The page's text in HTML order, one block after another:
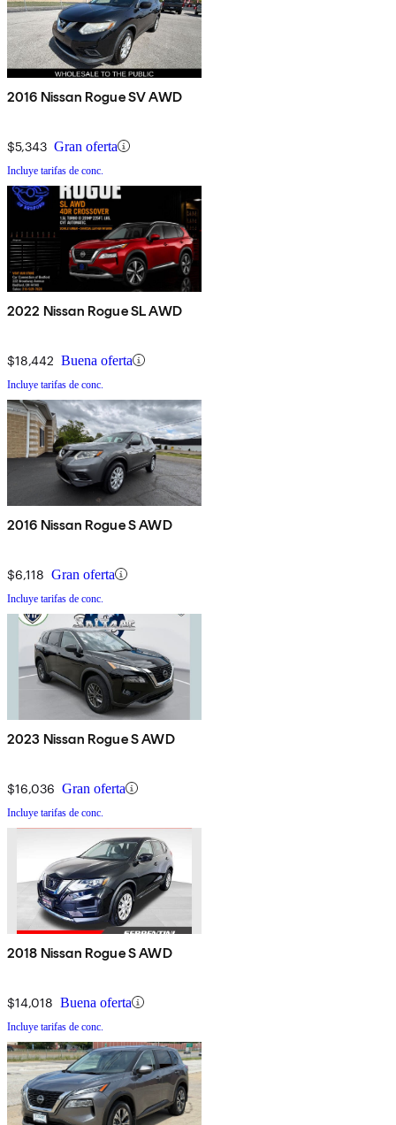
2016 Nissan Rogue SV AWD
$5,343 Gran oferta
Incluye tarifas de conc.
2022 Nissan Rogue SL AWD
$18,442 Buena oferta
Incluye tarifas de conc.
2016 Nissan Rogue S AWD
$6,118 Gran oferta
Incluye tarifas de conc.
2023 Nissan Rogue S AWD
$16,036 Gran oferta
Incluye tarifas de conc.
2018 Nissan Rogue S AWD
$14,018 Buena oferta
Incluye tarifas de conc.